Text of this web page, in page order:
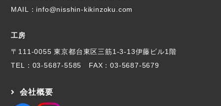
MAIL：info@nisshin-kikinzoku.com
工房
〒111-0055 東京都台東区三筋1-3-13伊藤ビル1階
TEL： 03-5687-5585 FAX：03-5687-5679
会社概要